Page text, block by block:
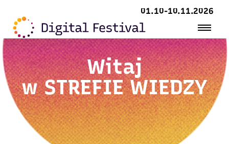
01.10-10.11.2026
Witaj
wSTREFIE WIEDZY